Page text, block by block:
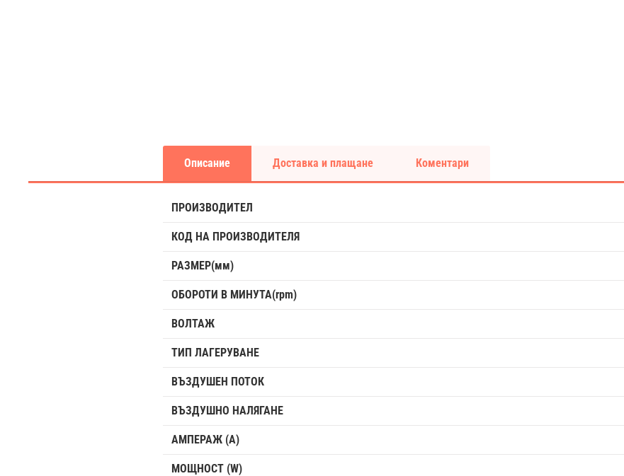
Описание Доставка и плащане Коментари
ПРОИЗВОДИТЕЛ
КОД НА ПРОИЗВОДИТЕЛЯ
РАЗМЕР(мм)
ОБОРОТИ В МИНУТА(rpm)
ВОЛТАЖ
ТИП ЛАГЕРУВАНЕ
ВЪЗДУШЕН ПОТОК
ВЪЗДУШНО НАЛЯГАНЕ
АМПЕРАЖ (A)
МОЩНОСТ (W)